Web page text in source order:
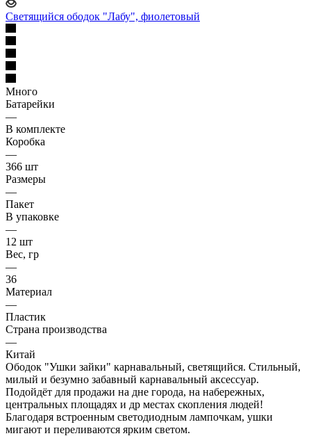
Светящийся ободок "Лабу", фиолетовый
Много
Батарейки
—
В комплекте
Коробка
—
366 шт
Размеры
—
Пакет
В упаковке
—
12 шт
Вес, гр
—
36
Материал
—
Пластик
Страна производства
—
Китай
Ободок "Ушки зайки" карнавальный, светящийся. Стильный,
милый и безумно забавный карнавальный аксессуар.
Подойдёт для продажи на дне города, на набережных,
центральных площадях и др местах скопления людей!
Благодаря встроенным светодиодным лампочкам, ушки
мигают и переливаются ярким светом.